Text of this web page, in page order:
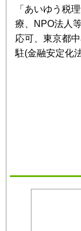
「あいゆう税
療、NPO法人
応可、東京都
駐(金融安定化